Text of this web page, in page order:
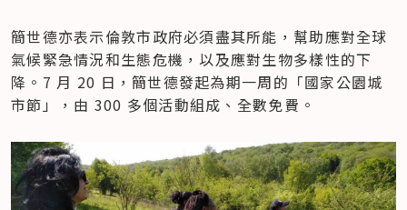
簡世德亦表示倫敦市政府必須盡其所能，幫助應對全球
氣候緊急情況和生態危機，以及應對生物多樣性的下
降。7 月 20 日，簡世德發起為期一周的「國家公園城
市節」，由 300 多個活動組成、全數免費。